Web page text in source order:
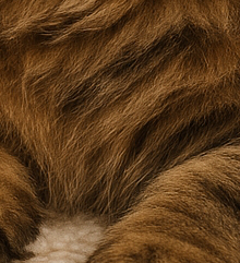
PawHut cuccia per cani da
esterno taglia grande, la
casetta in plastica
impermeabile ora a prezzo
ribassato su Amazon